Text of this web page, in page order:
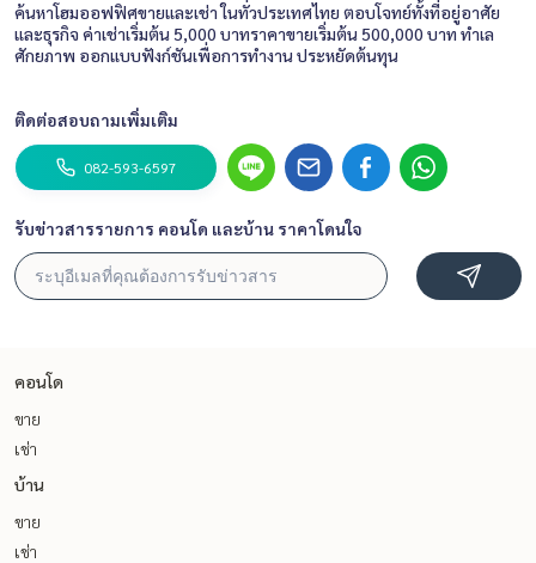
ค้นหาโฮมออฟฟิศขายและเช่า ในทั่วประเทศไทย ตอบโจทย์ทั้งที่อยู่อาศัย
และธุรกิจ ค่าเช่าเริ่มต้น 5,000 บาทราคาขายเริ่มต้น 500,000 บาท ทำเล
ศักยภาพ ออกแบบฟังก์ชันเพื่อการทำงาน ประหยัดต้นทุน
ติดต่อสอบถามเพิ่มเติม
082-593-6597
รับข่าวสารรายการ คอนโด และบ้าน ราคาโดนใจ
คอนโด
ขาย
เช่า
บ้าน
ขาย
เช่า